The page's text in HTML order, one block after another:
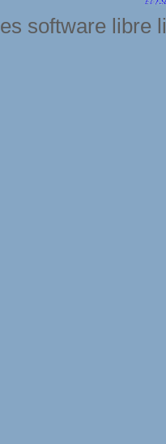
es software libre